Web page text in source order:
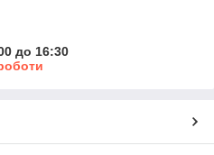
до 16:30